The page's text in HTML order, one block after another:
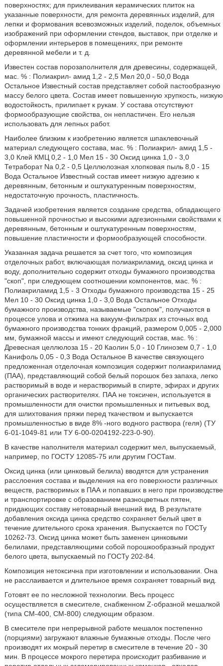
поверхностях; для приклеивания керамических плиток на
указанные поверхности, для ремонта деревянных изделий, для
лепки и формования всевозможных изделий, поделок, объемных
изображений при оформлении стендов, выставок, при отделке и
оформлении интерьеров в помещениях, при ремонте
деревянной мебели и т. д.
Известен состав порозаполнителя для древесины, содержащей,
мас. % : Полиакрил- амид 1,2 - 2,5 Мел 20,0 - 50,0 Вода
Остальное Известный состав представляет собой пастообразную
массу белого цвета. Состав имеет повышенную хрупкость, низкую
водостойкость, прилипает к рукам. У состава отсутствуют
формообразующие свойства, он непластичен. Его нельзя
использовать для лепных работ.
Наиболее близким к изобретению является шпаклевочный
материал следующего состава, мас. % : Полиакрил- амид 1,5 -
3,0 Клей КМЦ 0,2 - 1,0 Мел 15 - 30 Оксид цинка 1,0 - 3,0
Тетраборат Na 0,2 - 0,5 Целлюлозная хлопковая пыль 8,0 - 15
Вода Остальное Известный состав имеет низкую адгезию к
деревянным, бетонным и оштукатуренным поверхностям,
недостаточную прочность, пластичность.
Задачей изобретения является создание средства, обладающего
повышенной прочностью и высокими адгезионными свойствами к
деревянным, бетонным и оштукатуренным поверхностям,
повышение пластичности и формообразующей способности.
Указанная задача решается за счет того, что композиция
отделочных работ, включающая полиакриламид, оксид цинка и
воду, дополнительно содержит отходы бумажного производства
"скоп", при следующем соотношении компонентов, мас. % :
Полиакриламид 1,5 - 3 Отходы бумажного производства 15 - 25
Мел 10 - 30 Оксид цинка 1,0 - 3,0 Вода Остальное Отходы
бумажного производства, называемые "скопом", получаются в
процессе улова и отжима на вакуум-фильтрах из сточных вод
бумажного производства тонких фракций, размером 0,005 - 2,000
мм, бумажной массы и имеют следующий состав, мас. % :
Древесная целлюлоза 15 - 20 Каолин 5,0 - 10 Глинозем 0,7 - 1,0
Канифоль 0,05 - 0,3 Вода Остальное В качестве связующего
предложенная отделочная композиция содержит полиакриламид
(ПАА), представляющий собой белый порошок без запаха, легко
растворимый в воде и нерастворимый в спирте, эфирах и других
органических растворителях. ПАА не токсичен, используется в
промышленности для очистки промышленных и питьевых вод,
для шлихтования пряжи перед ткачеством и выпускается
промышленностью в виде 8% -ного водного раствора (геля) (ТУ
6-01-1049-81 или ТУ 6-00-0204192-223-0-90).
В качестве наполнителя материал содержит мел, выпускаемый,
например, по ГОСТУ 12085-75 или другим ГОСТам.
Оксид цинка (или цинковый белила) вводятся для устранения
расслоения состава и выделения на его поверхности различных
веществ, растворимых в ПАА и попавших в него при производстве
и транспортировке с образованием разноцветных пятен,
придающих составу нетоварный внешний вид. В результате
добавления оксида цинка средство сохраняет белый цвет в
течение длительного срока хранения. Выпускается по ГОСТу
10262-73. Оксид цинка может быть заменен цинковыми
белилами, представляющими собой порошкообразный продукт
белого цвета, выпускаемый по ГОСТу 202-84.
Композиция нетоксична при изготовлении и использовании. Она
не расслаивается и длительное время сохраняет товарный вид.
Готовят ее по несложной технологии. Весь процесс
осуществляется в смесителе, снабженном Z-образной мешалкой
(типа СМ-400, СМ-800) следующим образом.
В смесителе при непрерывной работе мешалок постепенно
(порциями) загружают влажные бумажные отходы. После чего
производят их мокрый перетир в смесителе в течение 20 - 30
мин. В процессе мокрого перетира происходит разбивание и